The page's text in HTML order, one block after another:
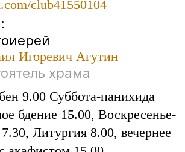
club41550104
Игоревич Агутин
храма
9.00 Суббота-панихида
бдение 15.00, Воскресенье-
Литургия 8.00, вечернее